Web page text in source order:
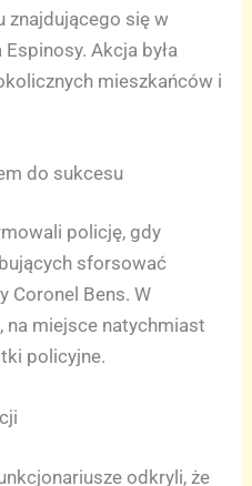
znajdującego się w
Akcja była
mieszkańców i
do sukcesu
policję, gdy
sforsować
Coronel Bens. W
na miejsce natychmiast
policyjne.
odkryli, że